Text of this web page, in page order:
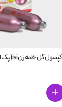
کپسول گل خامه زن isi (پک 10عددی)